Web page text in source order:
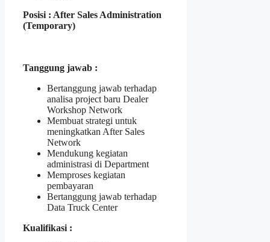
Posisi : After Sales Administration
(Temporary)
Tanggung jawab :
Bertanggung jawab terhadap
analisa project baru Dealer
Workshop Network
Membuat strategi untuk
meningkatkan After Sales
Network
Mendukung kegiatan
administrasi di Department
Memproses kegiatan
pembayaran
Bertanggung jawab terhadap
Data Truck Center
Kualifikasi :